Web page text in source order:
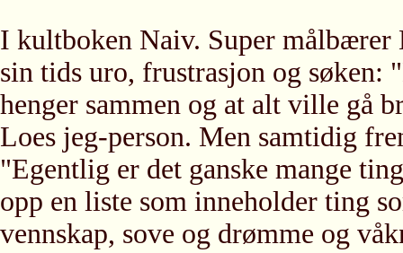
I kultboken Naiv. Super målbærer
sin tids uro, frustrasjon og søken:
henger sammen og at alt ville gå
Loes jeg-person. Men samtidig
"Egentlig er det ganske mange
opp en liste som inneholder ting
vennskap, sove og drømme og